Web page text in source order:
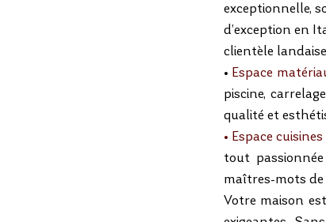
exceptionnelle,
d’exception en
clientèle
• Espace
piscine,
qualité et
• Espace
tout
maîtres-mots de
Votre maison